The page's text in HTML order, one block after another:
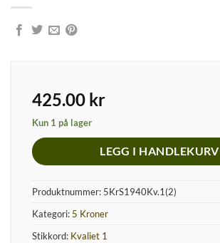
425.00 kr
Kun 1 på lager
LEGG I HANDLEKURV
Produktnummer: 5KrS1940Kv.1(2)
Kategori: 5 Kroner
Stikkord: Kvaliet 1